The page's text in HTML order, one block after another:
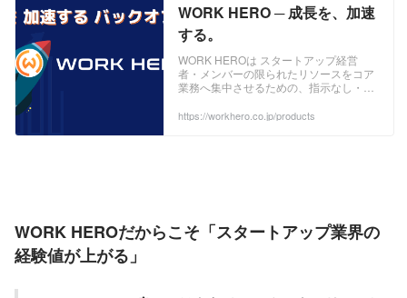
WORK HERO ─ 成長を、加速
する。
WORK HEROは スタートアップ経営
者・メンバーの限られたリソースをコア
業務へ集中させるための、指示なし・丸
ックオフィスです。
https://workhero.co.jp/products
WORK HEROだからこそ「スタートアップ業界の
経験値が上がる」